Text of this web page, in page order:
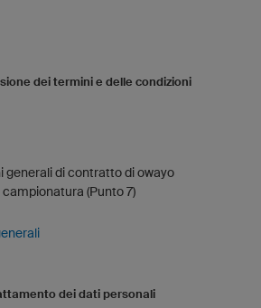
dei termini e delle condizioni
generali di contratto di owayo
(Punto 7)
dei dati personali